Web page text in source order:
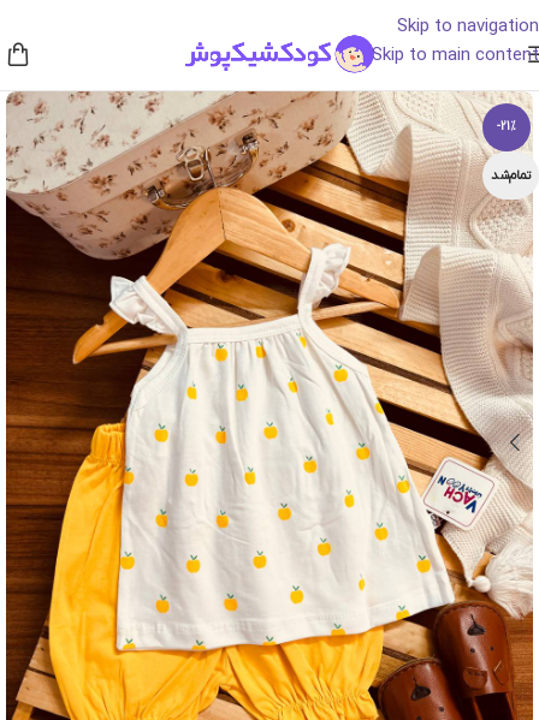
Skip to navigation
Skip to main content
-21%
تمام‌شد